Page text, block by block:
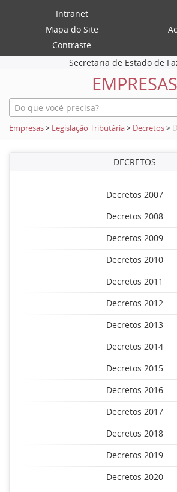
Intranet
Mapa do Site
Contraste
Secretaria de Estado de
EMPRESAS
Empresas> Legislação Tributária> Decretos>
DECRETOS
Decretos 2007
Decretos 2008
Decretos 2009
Decretos 2010
Decretos 2011
Decretos 2012
Decretos 2013
Decretos 2014
Decretos 2015
Decretos 2016
Decretos 2017
Decretos 2018
Decretos 2019
Decretos 2020